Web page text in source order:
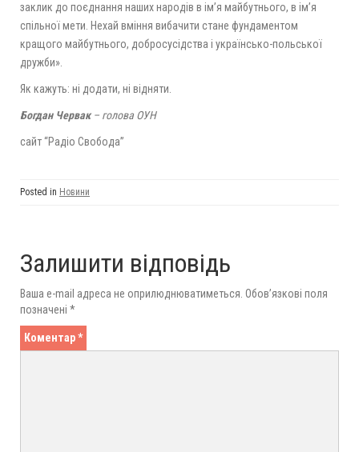
заклик до поєднання наших народів в ім’я майбутнього, в ім’я
спільної мети. Нехай вміння вибачити стане фундаментом
кращого майбутнього, добросусідства і українсько-польської
дружби».
Як кажуть: ні додати, ні відняти.
Богдан Червак– голова ОУН
сайт “Радіо Свобода”
Posted in Новини
Залишити відповідь
Ваша e-mail адреса не оприлюднюватиметься. Обов’язкові поля
позначені *
Коментар*